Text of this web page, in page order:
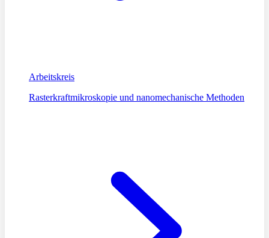
Arbeitskreis
Rasterkraftmikroskopie und nanomechanische Methoden